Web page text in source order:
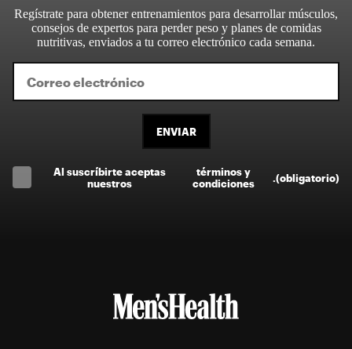
Regístrate para obtener entrenamientos para desarrollar músculos,
consejos de expertos para perder peso y planes de comidas
nutritivas, enviados a tu correo electrónico cada semana.
ENVIAR
Al suscríbirte aceptas
nuestros
términos y
condiciones
(obligatorio)